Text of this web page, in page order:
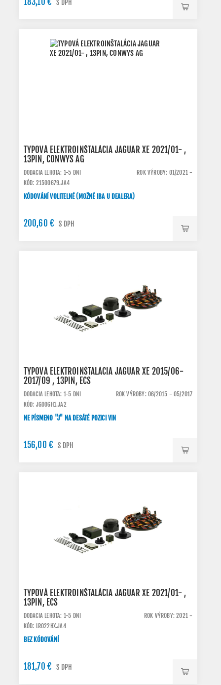
S DPH
TYPOVÁ ELEKTROINŠTALÁCIA JAGUAR XE 2021/01- ,
13PIN, CONWYS AG
DODACIA LEHOTA: 1-5 DNI
ROK VÝROBY: 01/2021 -
KÓD: 21500679.JA4
KÓDOVÁNÍ VOLITELNÉ (MOŽNÉ IBA U DEALERA)
200,60 € S DPH
TYPOVÁ ELEKTROINŠTALÁCIA JAGUAR XE 2015/06-
2017/09 , 13PIN, ECS
DODACIA LEHOTA: 1-5 DNI
ROK VÝROBY: 06/2015 - 05/2017
KÓD: JG006H1.JA2
NE PÍSMENO "J" NA DESÁTÉ POZICI VIN
156,00 € S DPH
TYPOVÁ ELEKTROINŠTALÁCIA JAGUAR XE 2021/01- ,
13PIN, ECS
DODACIA LEHOTA: 1-5 DNI
ROK VÝROBY: 2021 -
KÓD: LR022HX.JA4
BEZ KÓDOVÁNÍ
181,70 € S DPH